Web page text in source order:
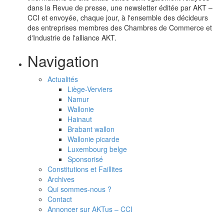
dans la Revue de presse, une newsletter éditée par AKT –
CCI et envoyée, chaque jour, à l'ensemble des décideurs
des entreprises membres des Chambres de Commerce et
d'Industrie de l'alliance AKT.
Navigation
Actualités
Liège-Verviers
Namur
Wallonie
Hainaut
Brabant wallon
Wallonie picarde
Luxembourg belge
Sponsorisé
Constitutions et Faillites
Archives
Qui sommes-nous ?
Contact
Annoncer sur AKTus – CCI